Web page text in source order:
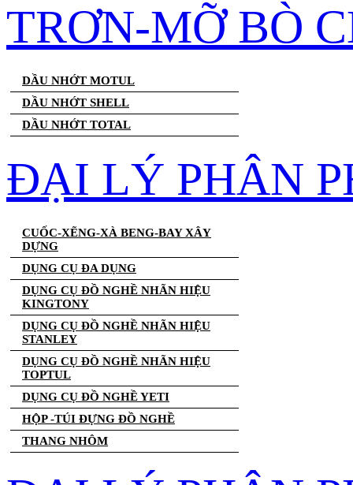
TRƠN-MỠ BÒ
DẦU NHỚT MOTUL
DẦU NHỚT SHELL
DẦU NHỚT TOTAL
ĐẠI LÝ PHÂN
CUỐC-XẼNG-XÀ BENG-BAY XÂY
DỰNG
DỤNG CỤ ĐA DỤNG
DỤNG CỤ ĐỒ NGHỀ NHÃN HIỆU
KINGTONY
DỤNG CỤ ĐỒ NGHỀ NHÃN HIỆU
STANLEY
DỤNG CỤ ĐỒ NGHỀ NHÃN HIỆU
TOPTUL
DỤNG CỤ ĐỒ NGHỀ YETI
HỘP -TÚI ĐỰNG ĐỒ NGHỀ
THANG NHÔM